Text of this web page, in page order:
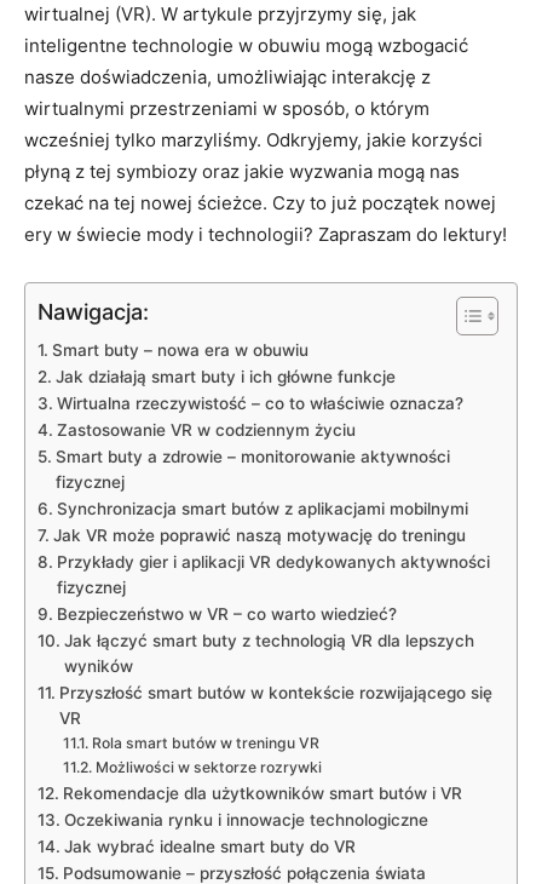
wirtualnej (VR). W artykule przyjrzymy się, jak
inteligentne technologie w obuwiu mogą wzbogacić
nasze doświadczenia, umożliwiając interakcję z
wirtualnymi przestrzeniami w sposób, o którym
wcześniej tylko marzyliśmy. Odkryjemy, jakie korzyści
płyną z tej symbiozy oraz jakie wyzwania mogą nas
czekać na tej nowej ścieżce. Czy to już początek nowej
ery w świecie mody i technologii? Zapraszam do lektury!
Nawigacja:
Smart buty – nowa era w obuwiu
Jak działają smart buty i ich główne funkcje
Wirtualna rzeczywistość – co to właściwie oznacza?
Zastosowanie VR w codziennym życiu
Smart buty a zdrowie – monitorowanie aktywności
fizycznej
Synchronizacja smart butów z aplikacjami mobilnymi
Jak VR może poprawić naszą motywację do treningu
Przykłady gier i aplikacji VR dedykowanych aktywności
fizycznej
Bezpieczeństwo w VR – co warto wiedzieć?
Jak łączyć smart buty z technologią VR dla lepszych
wyników
Przyszłość smart butów w kontekście rozwijającego się
VR
Rola smart butów w treningu VR
Możliwości w sektorze rozrywki
Rekomendacje dla użytkowników smart butów i VR
Oczekiwania rynku i innowacje technologiczne
Jak wybrać idealne smart buty do VR
Podsumowanie – przyszłość połączenia świata